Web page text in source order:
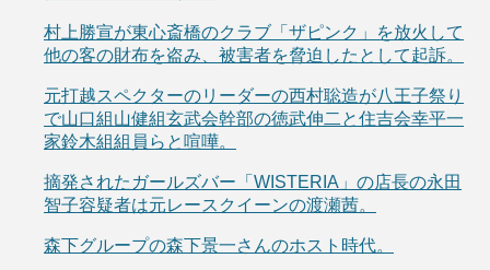
村上勝宣が東心斎橋のクラブ「ザピンク」を放火して
他の客の財布を盗み、被害者を脅迫したとして起訴。
元打越スペクターのリーダーの西村聡造が八王子祭り
で山口組山健組玄武会幹部の徳武伸二と住吉会幸平一
家鈴木組組員らと喧嘩。
摘発されたガールズバー「WISTERIA」の店長の永田
智子容疑者は元レースクイーンの渡瀬茜。
森下グループの森下景一さんのホスト時代。